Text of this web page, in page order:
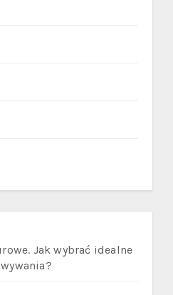
Jak wybrać idealne